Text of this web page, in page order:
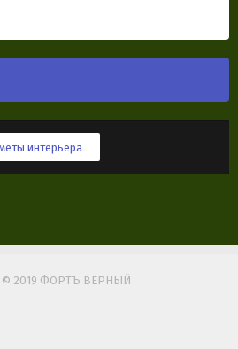
интерьера
© 2019 ФОРТЪ ВЕРНЫЙ